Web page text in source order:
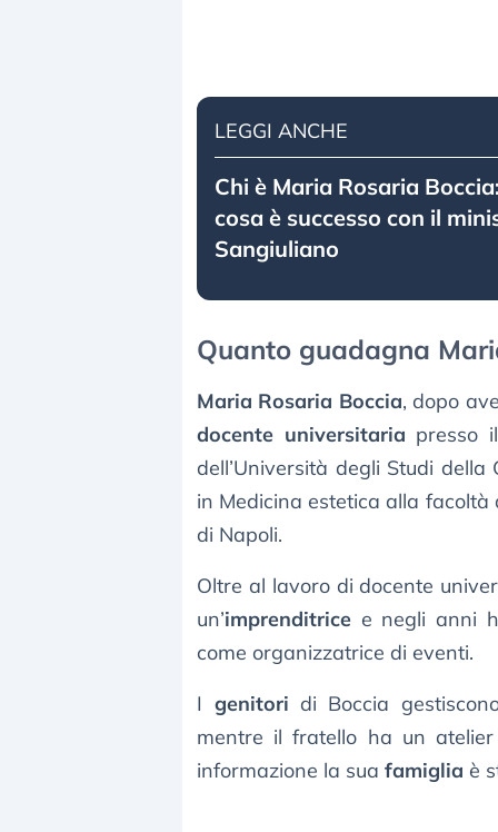
LEGGI ANCHE
Chi è Maria Rosaria
cosa è successo con il
Sangiuliano
Quanto guadagna
Maria Rosaria Boccia, dopo
docente universitaria presso
dell’Università degli Studi
in Medicina estetica alla facoltà
di Napoli.
Oltre al lavoro di docente
un’imprenditrice e negli anni
come organizzatrice di eventi.
I genitori di Boccia
mentre il fratello ha un
informazione la sua famiglia è